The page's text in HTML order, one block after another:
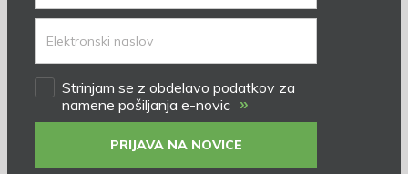
Strinjam se z obdelavo podatkov za
namene pošiljanja e-novic »
PRIJAVA NA NOVICE